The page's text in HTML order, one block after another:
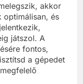
akkor
optimálisan, és
játszol. A
fontos,
a gépedet